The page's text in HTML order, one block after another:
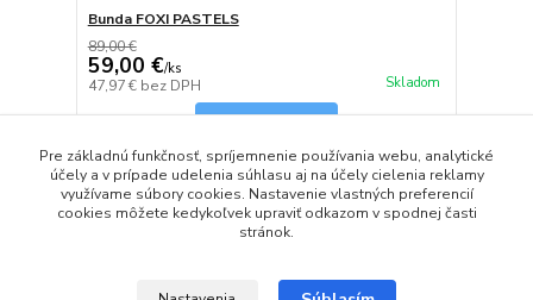
Bunda FOXI PASTELS
89,00 €
59,00 €/ks
47,97 € bez DPH Skladom
Zvoliť variant
strana z 1
Pre základnú funkčnosť, spríjemnenie používania webu, analytické
účely a v prípade udelenia súhlasu aj na účely cielenia reklamy
využívame súbory cookies. Nastavenie vlastných preferencií
cookies môžete kedykoľvek upraviť odkazom v spodnej časti
stránok.